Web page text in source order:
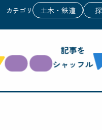
カテゴリ 土木・鉄道
記事を
シャッフル